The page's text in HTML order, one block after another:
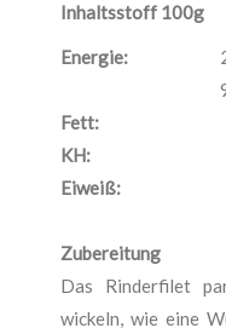
Inhaltsstoff 100g
Energie:
Fett:
KH:
Eiweiß:
Zubereitung
Das Rinderfilet
wickeln, wie eine